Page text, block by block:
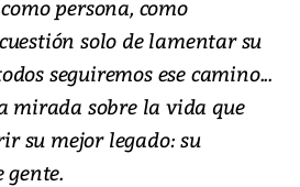
persona, como
solo de lamentar su
seguiremos ese camino...
mirada sobre la vida que
su mejor legado: su
gente.